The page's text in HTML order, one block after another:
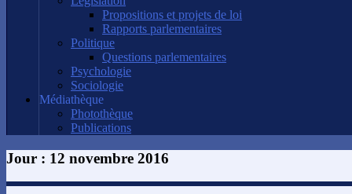
Propositions et projets de loi
Rapports parlementaires
Politique
Questions parlementaires
Psychologie
Sociologie
Médiathèque
Photothèque
Publications
Jour : 12 novembre 2016